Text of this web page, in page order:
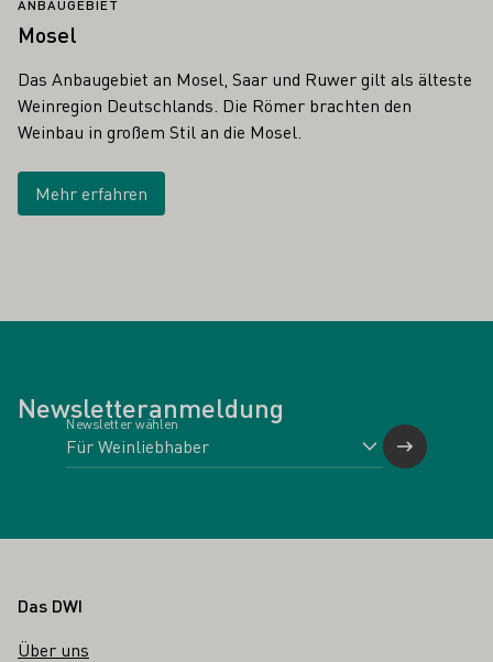
ANBAUGEBIET
Mosel
Das Anbaugebiet an Mosel, Saar und Ruwer gilt als älteste
Weinregion Deutschlands. Die Römer brachten den
Weinbau in großem Stil an die Mosel.
Mehr erfahren
Newsletteranmeldung
Newsletter wählen
Fußbereich
Das DWI
Über uns